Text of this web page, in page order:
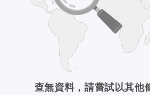
查無資料，請嘗試以其他